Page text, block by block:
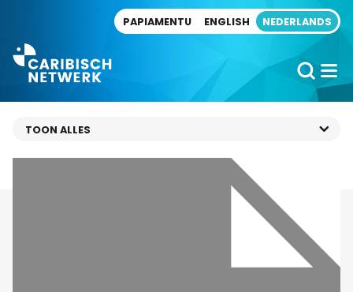
PAPIAMENTU ENGLISH NEDERLANDS